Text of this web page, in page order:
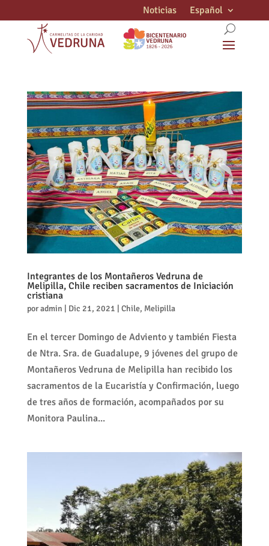
Noticias Español
Integrantes de los Montañeros Vedruna de
Melipilla, Chile reciben sacramentos de Iniciación
cristiana
poradmin Dic 21, 2021 Chile, Melipilla
En el tercer Domingo de Adviento y también Fiesta
de Ntra. Sra. de Guadalupe, 9 jóvenes del grupo de
Montañeros Vedruna de Melipilla han recibido los
sacramentos de la Eucaristía y Confirmación, luego
de tres años de formación, acompañados por su
Monitora Paulina...